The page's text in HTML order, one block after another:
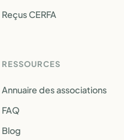
Reçus CERFA
RESSOURCES
Annuaire des associations
FAQ
Blog